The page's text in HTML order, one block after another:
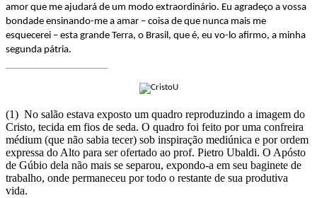
amor que me ajudará de um modo extraordinário. Eu agradeço a vossa
bondade ensinando-me a amar – coisa de que nunca mais me
esquecerei – esta grande Terra, o Brasil, que é, eu vo-lo afirmo, a minha
segunda pátria.
(1) No salão estava exposto um quadro reproduzindo a imagem do
Cristo, tecida em fios de seda. O quadro foi feito por uma confreira
médium (que não sabia tecer) sob inspiração mediúnica e por ordem
expressa do Alto para ser ofertado ao prof. Pietro Ubaldi. O Apósto
de Gúbio dela não mais se separou, expondo-a em seu baginete de
trabalho, onde permaneceu por todo o restante de sua produtiva
vida.